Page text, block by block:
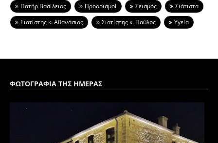
Πατήρ Βασίλειος
Προορισμοί Σεισμός
Σιάτιστα
Σιατίστης κ. Αθανάσιος
Σιατίστης κ. Παύλος Υγεία
ΦΩΤΟΓΡΑΦΙΑ ΤΗΣ ΗΜΕΡΑΣ